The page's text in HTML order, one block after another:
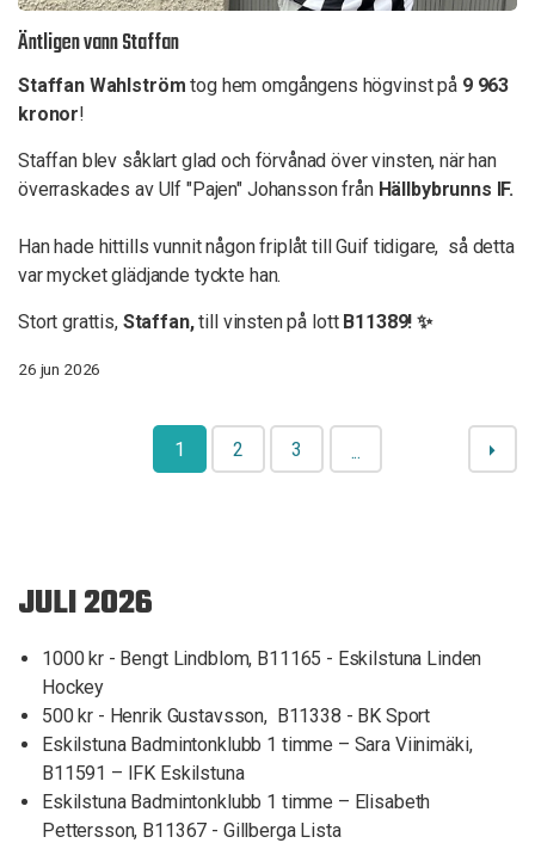
Äntligen vann Staffan
Staffan Wahlström tog hem omgångens högvinst på 9 963
kronor!
Staffan blev såklart glad och förvånad över vinsten, när han
överraskades av Ulf "Pajen" Johansson från Hällbybrunns IF.
Han hade hittills vunnit någon friplåt till Guif tidigare, så detta
var mycket glädjande tyckte han.
Stort grattis,Staffan,till vinsten på lott B11389! ✨
26 jun 2026
1 2 3 ...
JULI 2026
1000 kr - Bengt Lindblom, B11165 - Eskilstuna Linden
Hockey
500 kr - Henrik Gustavsson, B11338 - BK Sport
Eskilstuna Badmintonklubb 1 timme – Sara Viinimäki,
B11591 – IFK Eskilstuna
Eskilstuna Badmintonklubb 1 timme – Elisabeth
Pettersson, B11367 - Gillberga Lista